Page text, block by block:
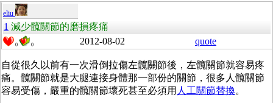
eliu
1 減少髖關節的磨損疼痛
0 0 2012-08-02 quote
自從很久以前有一次滑倒拉傷左髖關節後，左髖關節就容易疼
痛。髖關節就是大腿連接身體那一部份的關節，很多人髖關節
容易受傷，嚴重的髖關節壞死甚至必須用 人工關節替換。